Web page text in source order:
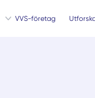
VVS-företag